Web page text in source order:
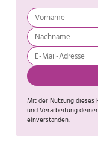
Mit der Nutzung dieses
und Verarbeitung
einverstanden.